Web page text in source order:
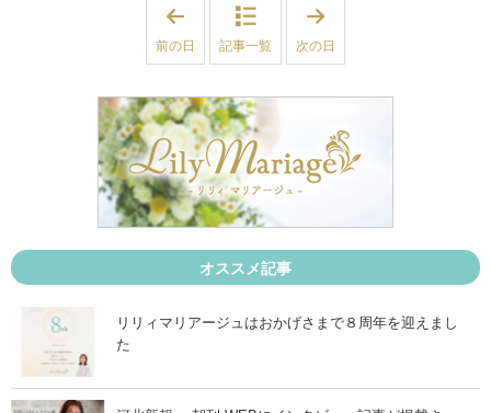
4
1
0
月
2
9
日
」
前の日 記事一覧
4
1
月
1
9
次の日
オススメ記事
リリィマリアージュはおかげさまで８周年を迎えまし
た